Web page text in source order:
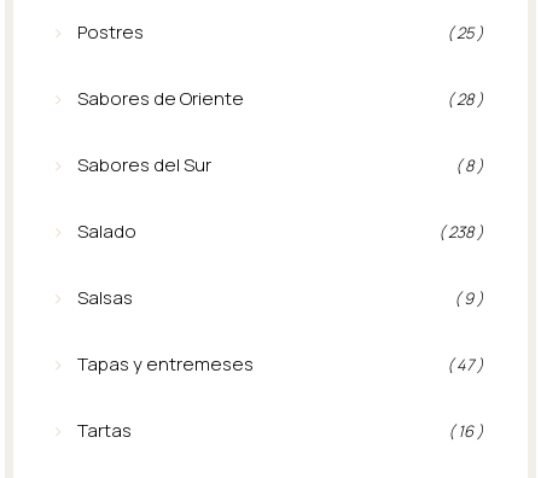
Postres ( 25 )
Sabores de Oriente ( 28 )
Sabores del Sur ( 8 )
Salado ( 238 )
Salsas ( 9 )
Tapas y entremeses ( 47 )
Tartas ( 16 )